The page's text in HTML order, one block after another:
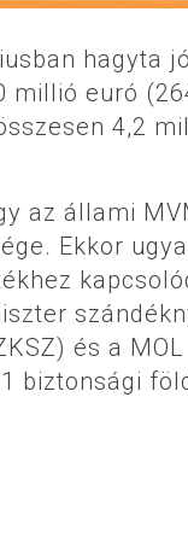
hagyta
millió euró
4,2
az állami
Ekkor
és a
biztonsági